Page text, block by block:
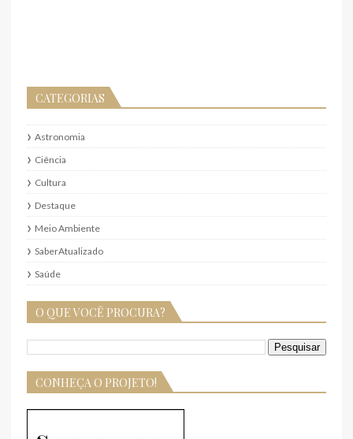
CATEGORIAS
Astronomia
Ciência
Cultura
Destaque
Meio Ambiente
SaberAtualizado
Saúde
O QUE VOCÊ PROCURA?
CONHEÇA O PROJETO!